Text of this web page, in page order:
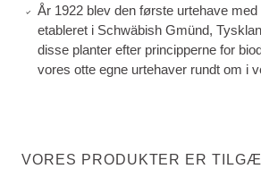
År 1922 blev den første urtehave
etableret i Schwäbish Gmünd,
disse planter efter principperne for
vores otte egne urtehaver rundt om i
VORES PRODUKTER ER